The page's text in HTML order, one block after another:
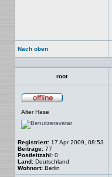
Nach oben
root
Alter Hase
Registriert: 17 Apr 2009, 08:53
Beiträge: 77
Postleitzahl: 0
Land: Deutschland
Wohnort: Berlin